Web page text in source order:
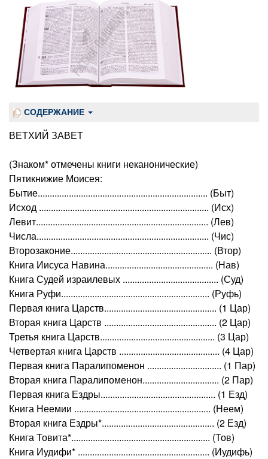
СОДЕРЖАНИЕ
ВЕТХИЙ ЗАВЕТ
(Знаком* отмечены книги неканонические)
Пятикнижие Моисея:
Бытие....................................................................... (Быт)
Исход ....................................................................... (Исх)
Левит........................................................................ (Лев)
Числа........................................................................ (Чис)
Второзаконие........................................................... (Втор)
Книга Иисуса Навина............................................. (Нав)
Книга Судей израилевых ........................................ (Суд)
Книга Руфи.............................................................. (Руфь)
Первая книга Царств............................................... (1 Цар)
Вторая книга Царств ............................................... (2 Цар)
Третья книга Царств................................................ (3 Цар)
Четвертая книга Царств .......................................... (4 Цар)
Первая книга Паралипоменон ............................... (1 Пар)
Вторая книга Паралипоменон................................ (2 Пар)
Первая книга Ездры................................................ (1 Езд)
Книга Неемии ......................................................... (Неем)
Вторая книга Ездры*............................................... (2 Езд)
Книга Товита*.......................................................... (Тов)
Книга Иудифи* ....................................................... (Иудифь)